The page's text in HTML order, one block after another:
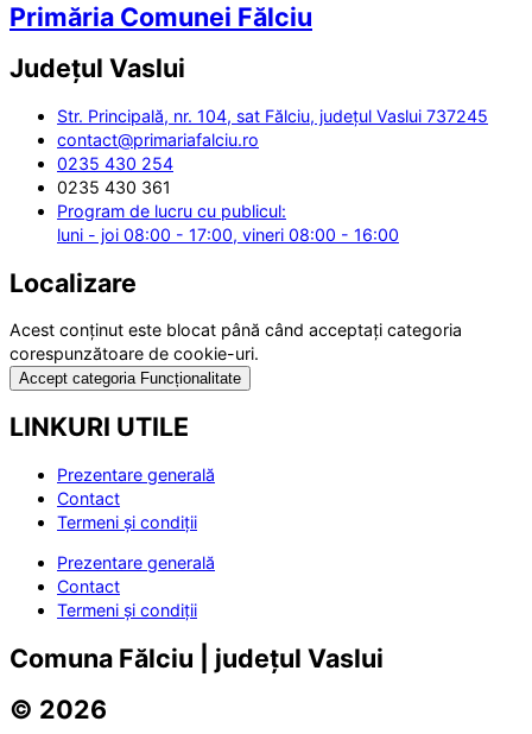
Primăria Comunei Fălciu
Județul Vaslui
Str. Principală, nr. 104, sat Fălciu, județul Vaslui 737245
contact@primariafalciu.ro
0235 430 254
0235 430 361
Program de lucru cu publicul:
luni - joi 08:00 - 17:00, vineri 08:00 - 16:00
Localizare
Acest conținut este blocat până când acceptați categoria
corespunzătoare de cookie-uri.
Accept categoria Funcționalitate
LINKURI UTILE
Prezentare generală
Contact
Termeni și condiții
Prezentare generală
Contact
Termeni și condiții
Comuna Fălciu | județul Vaslui
© 2026